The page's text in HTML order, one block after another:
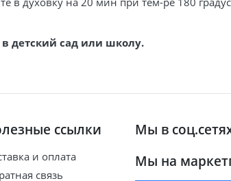
детский сад или школу.
ссылки
и оплата
связь
Мы в
Мы на